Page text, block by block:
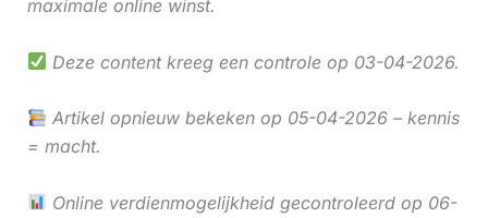
maximale online winst.
Deze content kreeg een controle op 03-04-2026.
Artikel opnieuw bekeken op 05-04-2026 – kennis
= macht.
Online verdienmogelijkheid gecontroleerd op 06-